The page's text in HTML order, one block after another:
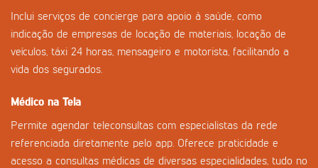
Inclui serviços de concierge para apoio à saúde, como
indicação de empresas de locação de materiais, locação de
veículos, táxi 24 horas, mensageiro e motorista, facilitando a
vida dos segurados.
Médico na Tela
Permite agendar teleconsultas com especialistas da rede
referenciada diretamente pelo app. Oferece praticidade e
acesso a consultas médicas de diversas especialidades, tudo no